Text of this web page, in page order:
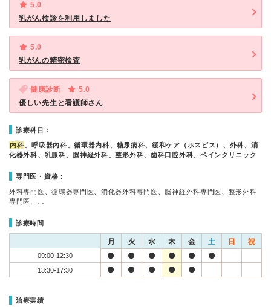
5.0
乳がん検診を利用しました
5.0
乳がんの精密検査
健康診断
5.0
優しい先生と看護師さん
診療科目：
内科、呼吸器内科、循環器内科、糖尿病科、緩和ケア（ホスピス）、外科、消
化器外科、乳腺科、脳神経外科、整形外科、歯科口腔外科、ペインクリニック
専門医・資格：
外科専門医、循環器専門医、消化器外科専門医、脳神経外科専門医、整形外科
専門医、…
診療時間
月 火 水 木 金 土 日 祝
09:00-12:30
13:30-17:30
治療実績